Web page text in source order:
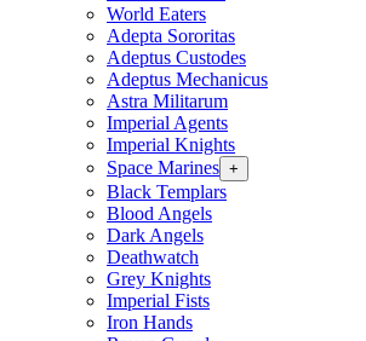
World Eaters
Adepta Sororitas
Adeptus Custodes
Adeptus Mechanicus
Astra Militarum
Imperial Agents
Imperial Knights
Space Marines +
Black Templars
Blood Angels
Dark Angels
Deathwatch
Grey Knights
Imperial Fists
Iron Hands